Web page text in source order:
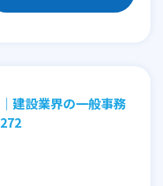
建設業界の一般事務